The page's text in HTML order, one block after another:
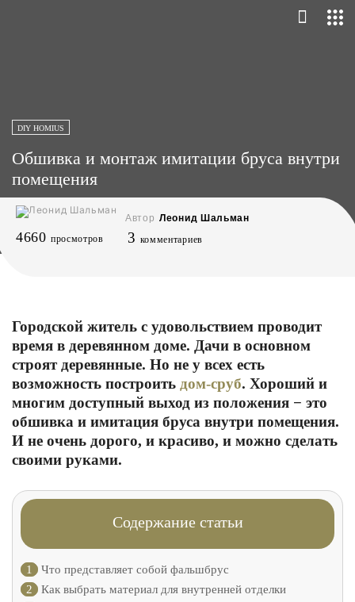
DIY HOMIUS
Обшивка и монтаж имитации бруса внутри
помещения
Автор Леонид Шальман
4660 просмотров 3 комментариев
Городской житель с удовольствием проводит
время в деревянном доме. Дачи в основном
строят деревянные. Но не у всех есть
возможность построить дом-сруб. Хороший и
многим доступный выход из положения − это
обшивка и имитация бруса внутри помещения.
И не очень дорого, и красиво, и можно сделать
своими руками.
Содержание статьи
1
Что представляет собой фальшбрус
2
Как выбрать материал для внутренней отделки